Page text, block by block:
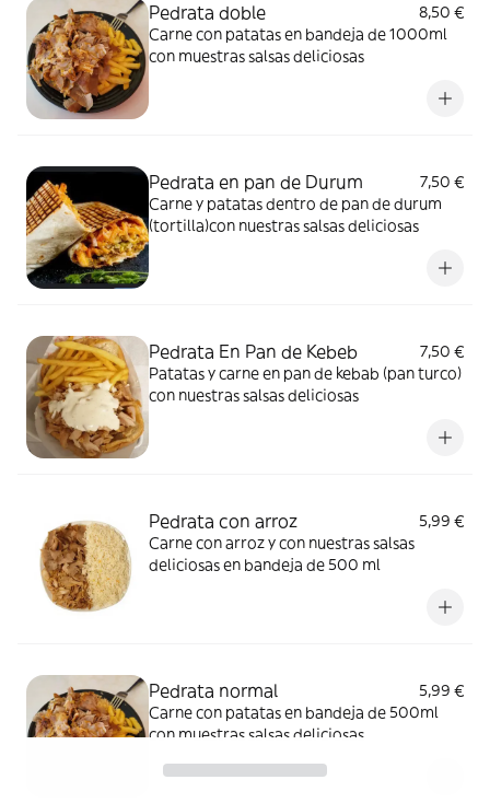
Pedrata doble
8,50 €
Carne con patatas en bandeja de 1000ml
con muestras salsas deliciosas
Pedrata en pan de Durum
7,50 €
Carne y patatas dentro de pan de durum
(tortilla)con nuestras salsas deliciosas
Pedrata En Pan de Kebeb
7,50 €
Patatas y carne en pan de kebab (pan turco)
con nuestras salsas deliciosas
Pedrata con arroz
5,99 €
Carne con arroz y con nuestras salsas
deliciosas en bandeja de 500 ml
Pedrata normal
5,99 €
Carne con patatas en bandeja de 500ml
con muestras salsas deliciosas